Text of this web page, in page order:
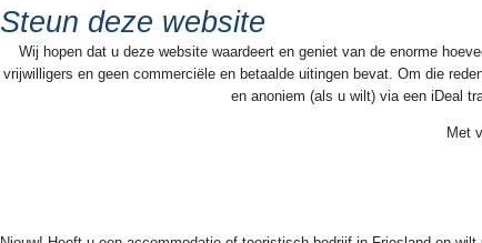
Steun deze website
Wij hopen dat u deze website waardeert en geniet van de enorme
vrijwilligers en geen commerciële en betaalde uitingen bevat. Om die
en anoniem (als u wilt) via een iDeal
Met